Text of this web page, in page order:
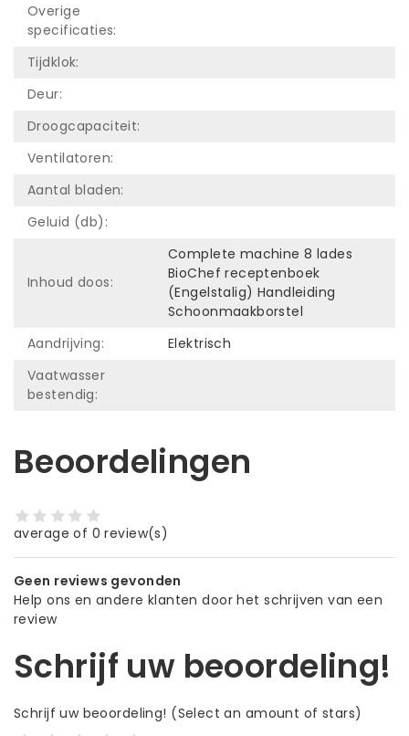
Overige
specificaties:
Tijdklok:
Deur:
Droogcapaciteit:
Ventilatoren:
Aantal bladen:
Geluid (db):
Inhoud doos:
Complete machine 8 lades
BioChef receptenboek
(Engelstalig) Handleiding
Schoonmaakborstel
Aandrijving:
Elektrisch
Vaatwasser
bestendig:
Beoordelingen
average of 0 review(s)
Geen reviews gevonden
Help ons en andere klanten door het schrijven van een
review
Schrijf uw beoordeling!
Schrijf uw beoordeling! (Select an amount of stars)